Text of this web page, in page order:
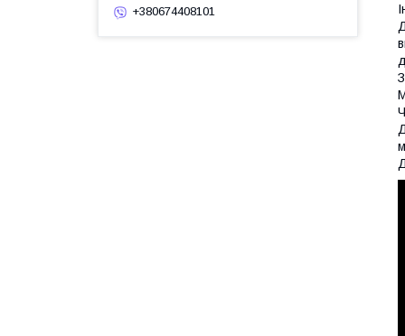
+380674408101